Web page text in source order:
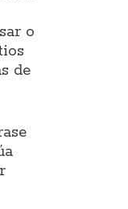
o
de